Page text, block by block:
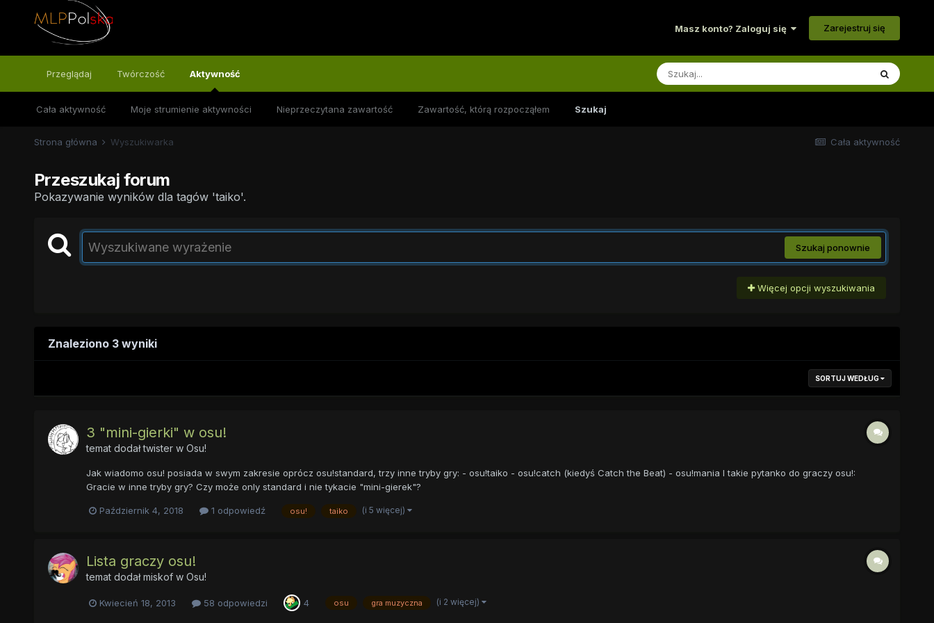
Masz konto? Zaloguj się Zarejestruj się
Przeglądaj Twórczość Aktywność
Cała aktywność Moje strumienie aktywności Nieprzeczytana zawartość Zawartość, którą rozpocząłem Szukaj
Cała aktywność
Strona główna Wyszukiwarka
Przeszukaj forum
Pokazywanie wyników dla tagów 'taiko'.
Szukaj ponownie
Więcej opcji wyszukiwania
Znaleziono 3 wyniki
SORTUJ WEDŁUG
3 "mini-gierki" w osu!
temat dodałtwisterw Osu!
Jak wiadomo osu! posiada w swym zakresie oprócz osu!standard, trzy inne tryby gry: - osu!taiko - osu!catch (kiedyś Catch the Beat) - osu!mania I takie pytanko do graczy osu!:
Gracie w inne tryby gry? Czy może only standard i nie tykacie "mini-gierek"?
Październik 4, 2018 1 odpowiedź osu! taiko (i 5 więcej)
Lista graczy osu!
temat dodałmiskofw Osu!
Kwiecień 18, 2013 58 odpowiedzi 4 osu gra muzyczna (i 2 więcej)